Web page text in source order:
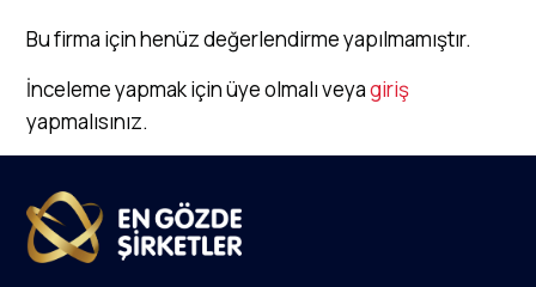
Bu firma için henüz değerlendirme yapılmamıştır.
İnceleme yapmak için üye olmalı veyagiriş
yapmalısınız.